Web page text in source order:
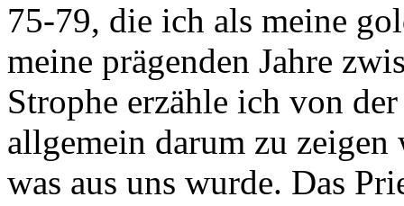
75-79, die ich als meine
meine prägenden Jahre
Strophe erzähle ich von
allgemein darum zu
was aus uns wurde. Das